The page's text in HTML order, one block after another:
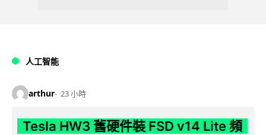
人工智能
arthur 23 小時
Tesla HW3 舊硬件裝 FSD v14 Lite 頻